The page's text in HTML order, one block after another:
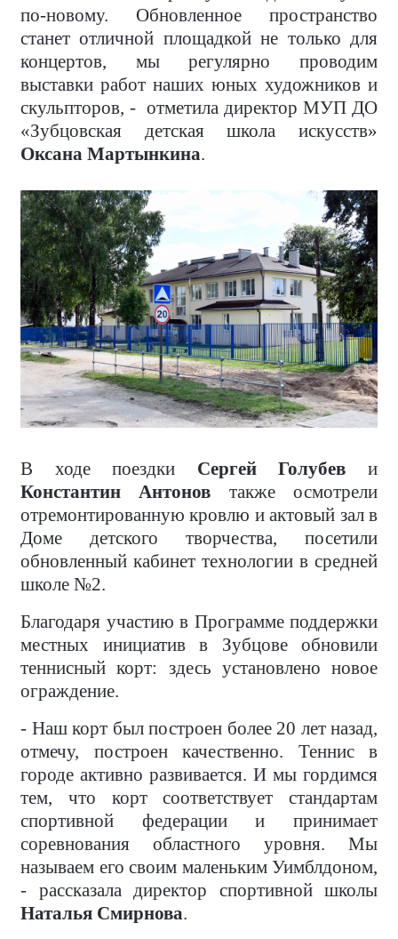
по-новому. Обновленное пространство
станет отличной площадкой не только для
концертов, мы регулярно проводим
выставки работ наших юных художников и
скульпторов, - отметила директор МУП ДО
«Зубцовская детская школа искусств»
Оксана Мартынкина.
В ходе поездки Сергей Голубев и
Константин Антонов также осмотрели
отремонтированную кровлю и актовый зал в
Доме детского творчества, посетили
обновленный кабинет технологии в средней
школе №2.
Благодаря участию в Программе поддержки
местных инициатив в Зубцове обновили
теннисный корт: здесь установлено новое
ограждение.
- Наш корт был построен более 20 лет назад,
отмечу, построен качественно. Теннис в
городе активно развивается. И мы гордимся
тем, что корт соответствует стандартам
спортивной федерации и принимает
соревнования областного уровня. Мы
называем его своим маленьким Уимблдоном,
- рассказала директор спортивной школы
Наталья Смирнова.